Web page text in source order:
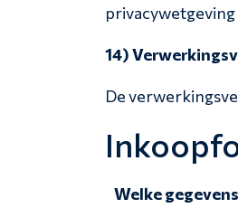
14)
De
Welke